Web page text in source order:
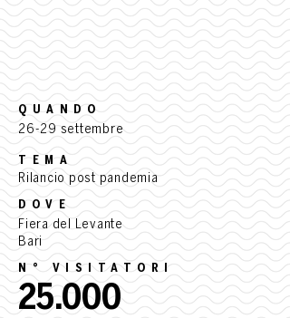
QUANDO
26-29 settembre
TEMA
Rilancio post pandemia
DOVE
Fiera del Levante
Bari
N° VISITATORI
25.000